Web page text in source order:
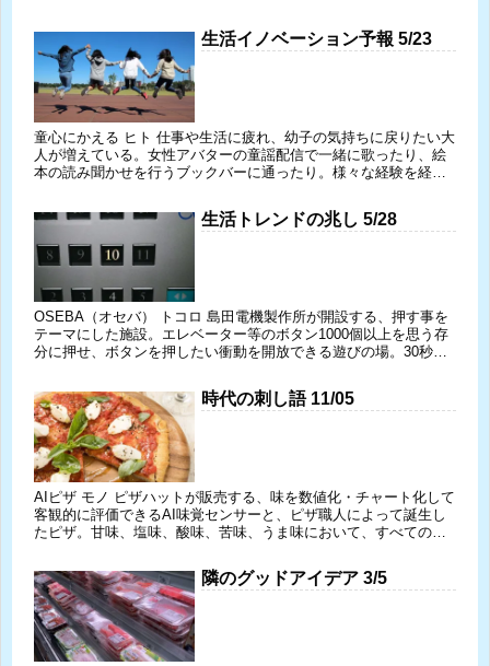
生活イノベーション予報 5/23
童心にかえる ヒト 仕事や生活に疲れ、幼子の気持ちに戻りたい大
人が増えている。女性アバターの童謡配信で一緒に歌ったり、絵
本の読み聞かせを行うブックバーに通ったり。様々な経験を経た
生活トレンドの兆し 5/28
OSEBA（オセバ） トコロ 島田電機製作所が開設する、押す事を
テーマにした施設。エレベーター等のボタン1000個以上を思う存
分に押せ、ボタンを押したい衝動を開放できる遊びの場。30秒の
時代の刺し語 11/05
AIピザ モノ ピザハットが販売する、味を数値化・チャート化して
客観的に評価できるAI味覚センサーと、ピザ職人によって誕生し
たピザ。甘味、塩味、酸味、苦味、うま味において、すべてのピ
隣のグッドアイデア 3/5